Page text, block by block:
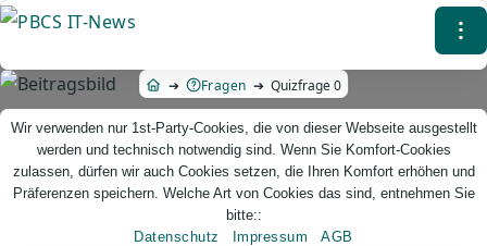
Direkt
Inhalt
⁝
Fragen Quizfrage 0
Wir verwenden nur 1st-Party-Cookies, die von dieser Webseite ausgestellt
werden und technisch notwendig sind. Wenn Sie Komfort-Cookies
zulassen, dürfen wir auch Cookies setzen, die Ihren Komfort erhöhen und
Präferenzen speichern. Welche Art von Cookies das sind, entnehmen Sie
bitte::
Datenschutz
Impressum AGB